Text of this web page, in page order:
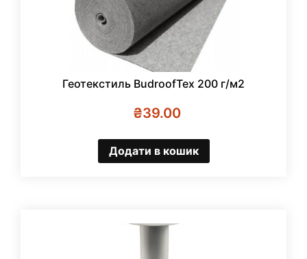
Геотекстиль BudroofTex 200 г/м2
₴39.00
Додати в кошик